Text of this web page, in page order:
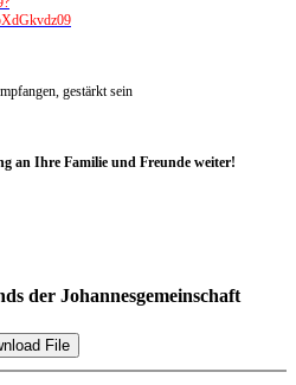
gestärkt sein
an Ihre Familie und Freunde weiter!
der Johannesgemeinschaft
File